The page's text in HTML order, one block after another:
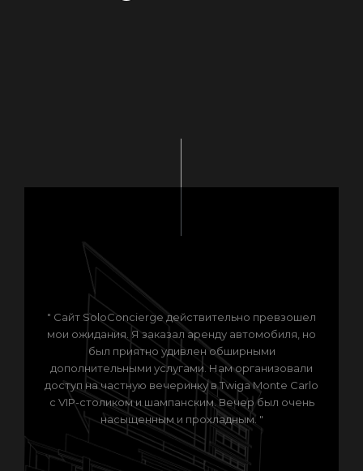
" Сайт SoloConcierge действительно превзошел
мои ожидания. Я заказал аренду автомобиля, но
был приятно удивлен обширными
дополнительными услугами. Нам организовали
доступ на частную вечеринку в Twiga Monte Carlo
с VIP-столиком и шампанским. Вечер был очень
насыщенным и прохладным. "